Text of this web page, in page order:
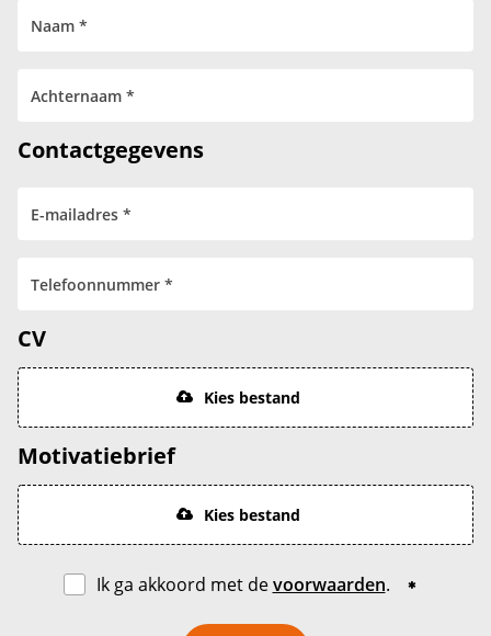
Contactgegevens
CV
Kies bestand
Motivatiebrief
Kies bestand
Ik ga akkoord met devoorwaarden.